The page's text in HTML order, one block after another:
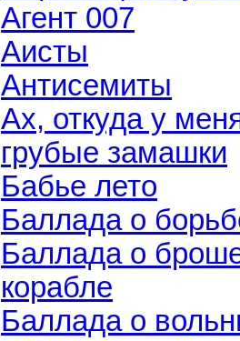
Агент 007
Аисты
Антисемиты
Ах, откуда у
грубые замашки
Бабье лето
Баллада о
Баллада о
корабле
Баллада о